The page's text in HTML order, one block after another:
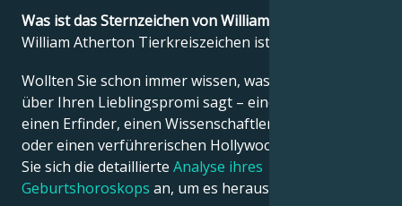
Was ist das Sternzeichen von William Atherton?
William Atherton Tierkreiszeichen ist Löwe.
Wollten Sie schon immer wissen, was die Astrologie
über Ihren Lieblingspromi sagt – einen Politiker,
einen Erfinder, einen Wissenschaftler, einen Musiker
oder einen verführerischen Hollywood-Star? Sehen
Sie sich die detaillierte Analyse ihres
Geburtshoroskops an, um es herauszufinden!